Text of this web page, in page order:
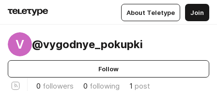
About Teletype Join
V @vygodnye_pokupki
Follow
0 followers 0 following 1 post